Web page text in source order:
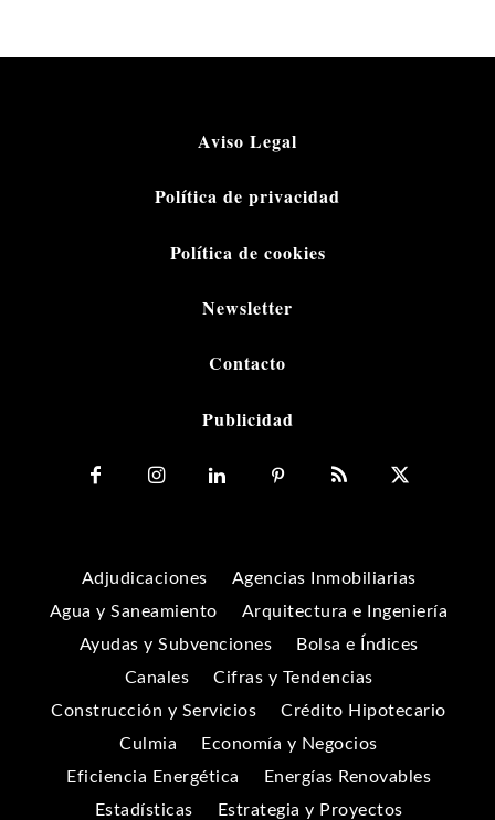
Aviso Legal
Política de privacidad
Política de cookies
Newsletter
Contacto
Publicidad
Adjudicaciones
Agencias Inmobiliarias
Agua y Saneamiento
Arquitectura e Ingeniería
Ayudas y Subvenciones
Bolsa e Índices
Canales
Cifras y Tendencias
Construcción y Servicios
Crédito Hipotecario
Culmia
Economía y Negocios
Eficiencia Energética
Energías Renovables
Estadísticas
Estrategia y Proyectos